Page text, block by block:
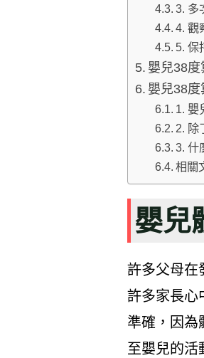
3. 多
4. 觀
5. 保
嬰兒38
嬰兒38
1. 嬰
2. 除
3. 什
相關
嬰兒
許多父母在
許多家長心
準確，因為
至嬰兒的活